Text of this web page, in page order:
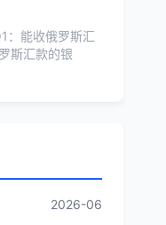
：能收俄罗斯汇
斯汇款的银
2026-06